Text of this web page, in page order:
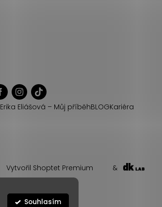
Souhlasím
Erika Eliášová – Můj příběhBLOGKariéra
Vytvořil Shoptet Premium &